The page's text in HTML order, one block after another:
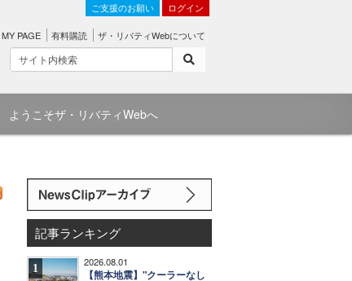
ご支援のお願い ログイン
MY PAGE 有料購読 ザ・リバティWebについて
ようこそザ・リバティWebへ
記事ランキング
1 2026.08.01
【熊本地震】"クーラーなし